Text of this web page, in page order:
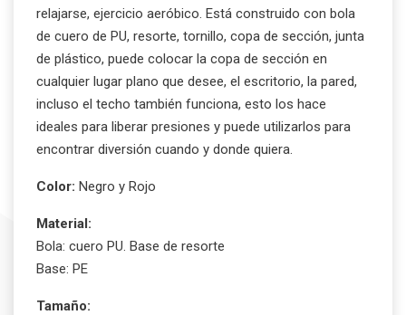
relajarse, ejercicio aeróbico. Está construido con bola
de cuero de PU, resorte, tornillo, copa de sección, junta
de plástico, puede colocar la copa de sección en
cualquier lugar plano que desee, el escritorio, la pared,
incluso el techo también funciona, esto los hace
ideales para liberar presiones y puede utilizarlos para
encontrar diversión cuando y donde quiera.
Color: Negro y Rojo
Material:
Bola: cuero PU. Base de resorte
Base: PE
Tamaño: